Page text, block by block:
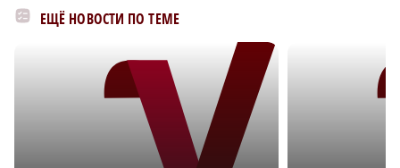
ЕЩЁ НОВОСТИ ПО ТЕМЕ